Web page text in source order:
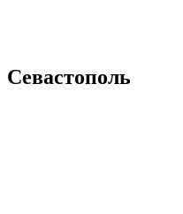
Севастополь